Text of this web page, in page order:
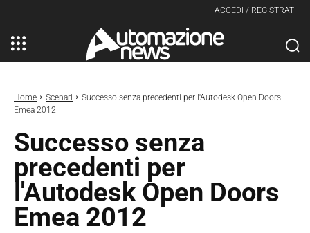
ACCEDI / REGISTRATI
Home Scenari
Successo senza precedenti per l'Autodesk Open Doors
Emea 2012
Successo senza
precedenti per
l'Autodesk Open Doors
Emea 2012